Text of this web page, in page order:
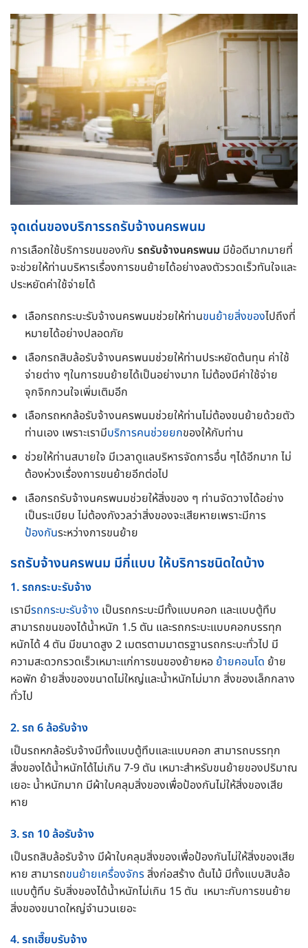
จุดเด่นของบริการรถรับจ้างนครพนม
การเลือกใช้บริการขนของกับ รถรับจ้างนครพนม มีข้อดีมากมายที่
จะช่วยให้ท่านบริหารเรื่องการขนย้ายได้อย่างลงตัวรวดเร็วทันใจและ
ประหยัดค่าใช้จ่ายได้
เลือกรถกระบะรับจ้างนครพนมช่วยให้ท่านขนย้ายสิ่งของไปถึงที่
หมายได้อย่างปลอดภัย
เลือกรถสิบล้อรับจ้างนครพนมช่วยให้ท่านประหยัดต้นทุน ค่าใช้
จ่ายต่าง ๆในการขนย้ายได้เป็นอย่างมาก ไม่ต้องมีค่าใช้จ่าย
จุกจิกกวนใจเพิ่มเติมอีก
เลือกรถหกล้อรับจ้างนครพนมช่วยให้ท่านไม่ต้องขนย้ายด้วยตัว
ท่านเอง เพราะเรามีบริการคนช่วยยกของให้กับท่าน
ช่วยให้ท่านสบายใจ มีเวลาดูแลบริหารจัดการอื่น ๆได้อีกมาก ไม่
ต้องห่วงเรื่องการขนย้ายอีกต่อไป
เลือกรถรับจ้างนครพนมช่วยให้สิ่งของ ๆ ท่านจัดวางได้อย่าง
เป็นระเบียบ ไม่ต้องกังวลว่าสิ่งของจะเสียหายเพราะมีการ
ป้องกันระหว่างการขนย้าย
รถรับจ้างนครพนม มีกี่แบบ ให้บริการชนิดใดบ้าง
1. รถกระบะรับจ้าง
เรามีรถกระบะรับจ้าง เป็นรถกระบะมีทั้งแบบคอก และแบบตู้ทึบ
สามารถขนของได้น้ำหนัก 1.5 ตัน และรถกระบะแบบคอกบรรทุก
หนักได้ 4 ตัน มีขนาดสูง 2 เมตรตามมาตรฐานรถกระบะทั่วไป มี
ความสะดวกรวดเร็วเหมาะแก่การขนของย้ายหอ ย้ายคอนโด ย้าย
หอพัก ย้ายสิ่งของขนาดไม่ใหญ่และน้ำหนักไม่มาก สิ่งของเล็กกลาง
ทั่วไป
2. รถ 6 ล้อรับจ้าง
เป็นรถหกล้อรับจ้างมีทั้งแบบตู้ทึบและแบบคอก สามารถบรรทุก
สิ่งของได้น้ำหนักได้ไม่เกิน 7-9 ตัน เหมาะสำหรับขนย้ายของปริมาณ
เยอะ น้ำหนักมาก มีผ้าใบคลุมสิ่งของเพื่อป้องกันไม่ให้สิ่งของเสีย
หาย
3. รถ 10 ล้อรับจ้าง
เป็นรถสิบล้อรับจ้าง มีผ้าใบคลุมสิ่งของเพื่อป้องกันไม่ให้สิ่งของเสีย
หาย สามารถขนย้ายเครื่องจักรสิ่งก่อสร้าง ต้นไม้ มีทั้งแบบสิบล้อ
แบบตู้ทึบ รับสิ่งของได้น้ำหนักไม่เกิน 15 ตัน เหมาะกับการขนย้าย
สิ่งของขนาดใหญ่จำนวนเยอะ
4. รถเฮี๊ยบรับจ้าง